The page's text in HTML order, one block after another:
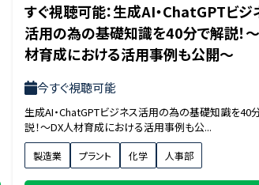
すぐ視聴可能：生成AI・ChatGPTビジ
活用の為の基礎知識を40分で解説！
材育成における活用事例も公開～
今すぐ視聴可能
生成AI・ChatGPTビジネス活用の為の基礎知識を40
説！～DX人材育成における活用事例も公...
製造業 プラント 化学 人事部